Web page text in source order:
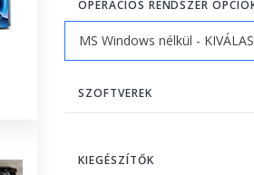
OPERÁCIÓS RENDSZER
SZOFTVEREK
KIEGÉSZÍTŐK